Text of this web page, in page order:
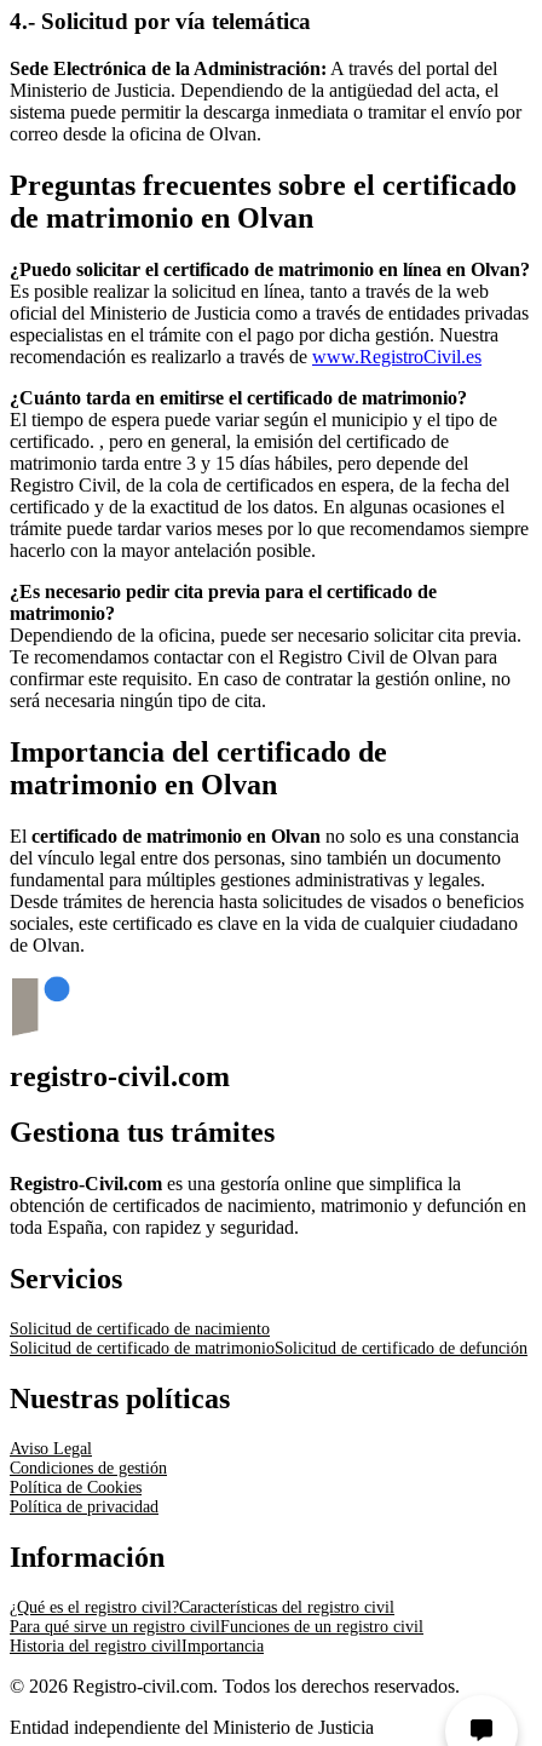
4.- Solicitud por vía telemática
Sede Electrónica de la Administración: A través del portal del
Ministerio de Justicia. Dependiendo de la antigüedad del acta, el
sistema puede permitir la descarga inmediata o tramitar el envío por
correo desde la oficina de Olvan.
Preguntas frecuentes sobre el certificado
de matrimonio en Olvan
¿Puedo solicitar el certificado de matrimonio en línea en Olvan?
Es posible realizar la solicitud en línea, tanto a través de la web
oficial del Ministerio de Justicia como a través de entidades privadas
especialistas en el trámite con el pago por dicha gestión. Nuestra
recomendación es realizarlo a través de www.RegistroCivil.es
¿Cuánto tarda en emitirse el certificado de matrimonio?
El tiempo de espera puede variar según el municipio y el tipo de
certificado. , pero en general, la emisión del certificado de
matrimonio tarda entre 3 y 15 días hábiles, pero depende del
Registro Civil, de la cola de certificados en espera, de la fecha del
certificado y de la exactitud de los datos. En algunas ocasiones el
trámite puede tardar varios meses por lo que recomendamos siempre
hacerlo con la mayor antelación posible.
¿Es necesario pedir cita previa para el certificado de
matrimonio?
Dependiendo de la oficina, puede ser necesario solicitar cita previa.
Te recomendamos contactar con el Registro Civil de Olvan para
confirmar este requisito. En caso de contratar la gestión online, no
será necesaria ningún tipo de cita.
Importancia del certificado de
matrimonio en Olvan
El certificado de matrimonio en Olvan no solo es una constancia
del vínculo legal entre dos personas, sino también un documento
fundamental para múltiples gestiones administrativas y legales.
Desde trámites de herencia hasta solicitudes de visados o beneficios
sociales, este certificado es clave en la vida de cualquier ciudadano
de Olvan.
registro-civil.com
Gestiona tus trámites
Registro-Civil.com es una gestoría online que simplifica la
obtención de certificados de nacimiento, matrimonio y defunción en
toda España, con rapidez y seguridad.
Servicios
Solicitud de certificado de nacimiento
Solicitud de certificado de matrimonioSolicitud de certificado de defunción
Nuestras políticas
Aviso Legal
Condiciones de gestión
Política de Cookies
Política de privacidad
Información
¿Qué es el registro civil?Características del registro civil
Para qué sirve un registro civilFunciones de un registro civil
Historia del registro civilImportancia
© 2026 Registro-civil.com. Todos los derechos reservados.
Entidad independiente del Ministerio de Justicia